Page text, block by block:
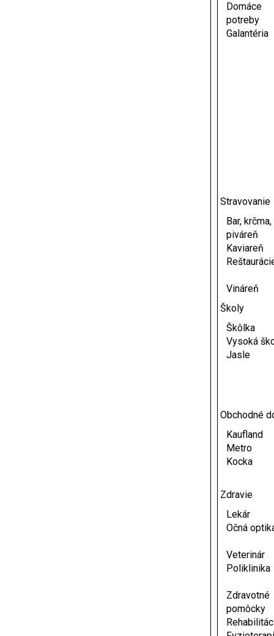
Domáce
potreby
Galantéria
Stravovanie
Bar, krčma,
piváreň
Kaviareň
Vináreň
Školy
Škôlka
Vysoká
Jasle
Obchodné
Kaufland
Metro
Kocka
Zdravie
Lekár
Očná
Veterinár
Poliklinika
Zdravotné
pomôcky